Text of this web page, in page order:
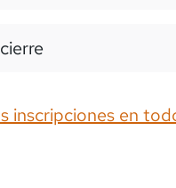
inscripciones en